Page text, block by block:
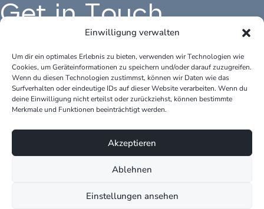
Einwilligung verwalten
Um dir ein optimales Erlebnis zu bieten, verwenden wir Technologien wie
Cookies, um Geräteinformationen zu speichern und/oder darauf zuzugreifen.
Wenn du diesen Technologien zustimmst, können wir Daten wie das
Surfverhalten oder eindeutige IDs auf dieser Website verarbeiten. Wenn du
deine Einwilligung nicht erteilst oder zurückziehst, können bestimmte
Merkmale und Funktionen beeinträchtigt werden.
Akzeptieren
Ablehnen
Einstellungen ansehen
Get in Touch
Büro Deutschland:
peter.krause.net
Katharina-Fischer-Platz 1
85435 Erding
Telefon: +49 170 3148109
E-Mail: info@peter-krause.net
E-